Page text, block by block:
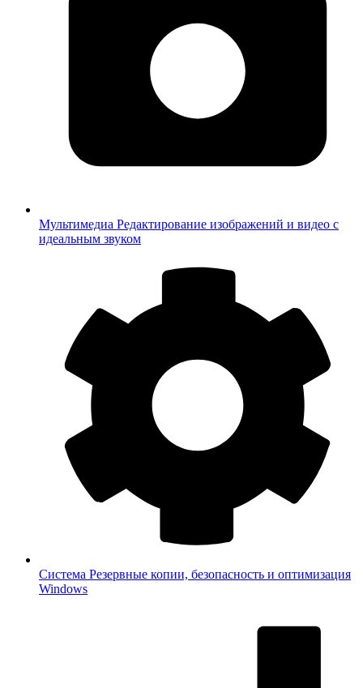
Мультимедиа Редактирование изображений и видео с
идеальным звуком
Система Резервные копии, безопасность и оптимизация
Windows